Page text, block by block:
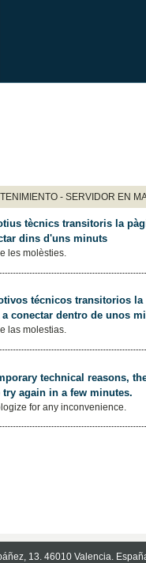
- SERVIDOR EN
tècnics transitoris la
dins d'uns minuts
les molèsties.
técnicos transitorios
a conectar dentro de unos
las molestias.
technical reasons,
try again in a few minutes.
for any inconvenience.
13. 46010 Valencia.